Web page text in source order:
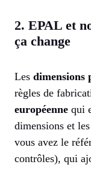
2. EPAL et
ça change
Les dimensions
règles de
européenne qui
dimensions et
vous avez le
contrôles), qui